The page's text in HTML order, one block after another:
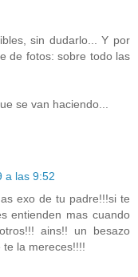
sin dudarlo... Y por
de fotos: sobre todo las
se van haciendo...
a las 9:52
exo de tu padre!!!si te
entienden mas cuando
ains!! un besazo
la mereces!!!!